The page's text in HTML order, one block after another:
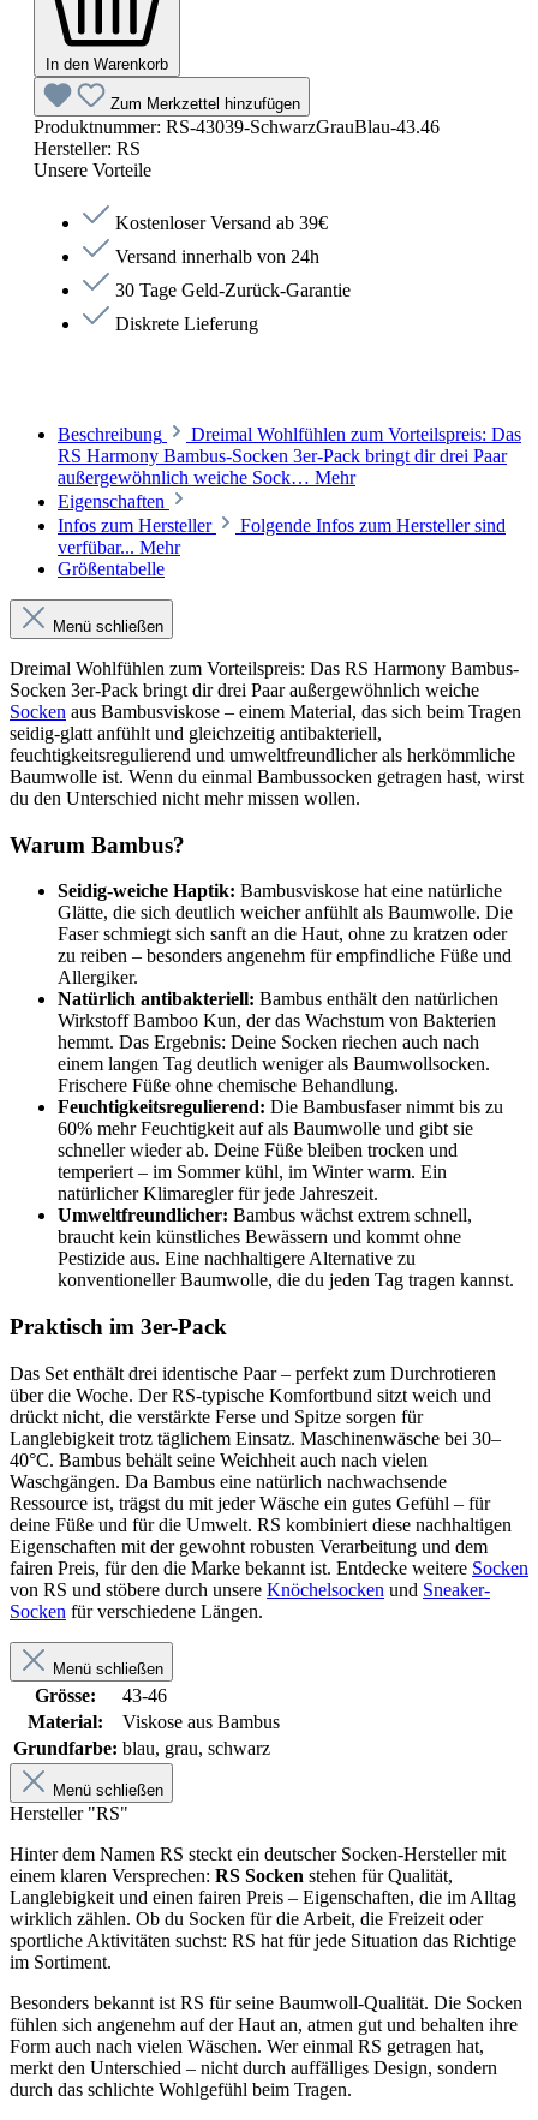
In den Warenkorb
Zum Merkzettel hinzufügen
Produktnummer: RS-43039-SchwarzGrauBlau-43.46
Hersteller: RS
Unsere Vorteile
Kostenloser Versand ab 39€
Versand innerhalb von 24h
30 Tage Geld-Zurück-Garantie
Diskrete Lieferung
Beschreibung
Dreimal Wohlfühlen zum Vorteilspreis: Das
RS Harmony Bambus-Socken 3er-Pack bringt dir drei Paar
außergewöhnlich weiche Sock… Mehr
Eigenschaften
Infos zum Hersteller
Folgende Infos zum Hersteller sind
verfübar... Mehr
Größentabelle
Menü schließen
Dreimal Wohlfühlen zum Vorteilspreis: Das RS Harmony Bambus-
Socken 3er-Pack bringt dir drei Paar außergewöhnlich weiche
Socken aus Bambusviskose – einem Material, das sich beim Tragen
seidig-glatt anfühlt und gleichzeitig antibakteriell,
feuchtigkeitsregulierend und umweltfreundlicher als herkömmliche
Baumwolle ist. Wenn du einmal Bambussocken getragen hast, wirst
du den Unterschied nicht mehr missen wollen.
Warum Bambus?
Seidig-weiche Haptik: Bambusviskose hat eine natürliche
Glätte, die sich deutlich weicher anfühlt als Baumwolle. Die
Faser schmiegt sich sanft an die Haut, ohne zu kratzen oder
zu reiben – besonders angenehm für empfindliche Füße und
Allergiker.
Natürlich antibakteriell: Bambus enthält den natürlichen
Wirkstoff Bamboo Kun, der das Wachstum von Bakterien
hemmt. Das Ergebnis: Deine Socken riechen auch nach
einem langen Tag deutlich weniger als Baumwollsocken.
Frischere Füße ohne chemische Behandlung.
Feuchtigkeitsregulierend: Die Bambusfaser nimmt bis zu
60% mehr Feuchtigkeit auf als Baumwolle und gibt sie
schneller wieder ab. Deine Füße bleiben trocken und
temperiert – im Sommer kühl, im Winter warm. Ein
natürlicher Klimaregler für jede Jahreszeit.
Umweltfreundlicher: Bambus wächst extrem schnell,
braucht kein künstliches Bewässern und kommt ohne
Pestizide aus. Eine nachhaltigere Alternative zu
konventioneller Baumwolle, die du jeden Tag tragen kannst.
Praktisch im 3er-Pack
Das Set enthält drei identische Paar – perfekt zum Durchrotieren
über die Woche. Der RS-typische Komfortbund sitzt weich und
drückt nicht, die verstärkte Ferse und Spitze sorgen für
Langlebigkeit trotz täglichem Einsatz. Maschinenwäsche bei 30–
40°C. Bambus behält seine Weichheit auch nach vielen
Waschgängen. Da Bambus eine natürlich nachwachsende
Ressource ist, trägst du mit jeder Wäsche ein gutes Gefühl – für
deine Füße und für die Umwelt. RS kombiniert diese nachhaltigen
Eigenschaften mit der gewohnt robusten Verarbeitung und dem
fairen Preis, für den die Marke bekannt ist. Entdecke weitere Socken
von RS und stöbere durch unsere Knöchelsocken und Sneaker-
Socken für verschiedene Längen.
Menü schließen
Grösse:
43-46
Material:
Viskose aus Bambus
Grundfarbe: blau, grau, schwarz
Menü schließen
Hersteller "RS"
Hinter dem Namen RS steckt ein deutscher Socken-Hersteller mit
einem klaren Versprechen: RS Socken stehen für Qualität,
Langlebigkeit und einen fairen Preis – Eigenschaften, die im Alltag
wirklich zählen. Ob du Socken für die Arbeit, die Freizeit oder
sportliche Aktivitäten suchst: RS hat für jede Situation das Richtige
im Sortiment.
Besonders bekannt ist RS für seine Baumwoll-Qualität. Die Socken
fühlen sich angenehm auf der Haut an, atmen gut und behalten ihre
Form auch nach vielen Wäschen. Wer einmal RS getragen hat,
merkt den Unterschied – nicht durch auffälliges Design, sondern
durch das schlichte Wohlgefühl beim Tragen.